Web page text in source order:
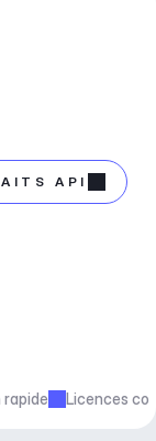
API
Licences